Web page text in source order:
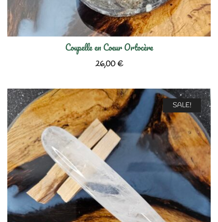
Coupelle en Coeur Ortocère
26,00€
SALE!